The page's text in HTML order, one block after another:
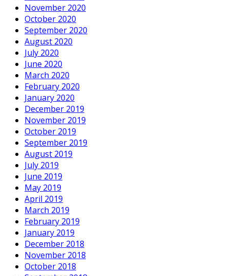
November 2020
October 2020
September 2020
August 2020
July 2020
June 2020
March 2020
February 2020
January 2020
December 2019
November 2019
October 2019
September 2019
August 2019
July 2019
June 2019
May 2019
April 2019
March 2019
February 2019
January 2019
December 2018
November 2018
October 2018